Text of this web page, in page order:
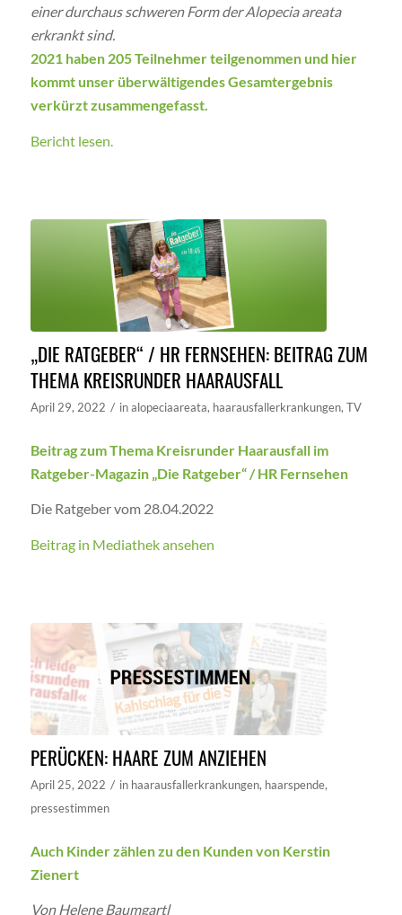
einer durchaus schweren Form der Alopecia areata
erkrankt sind.
2021 haben 205 Teilnehmer teilgenommen und hier
kommt unser überwältigendes Gesamtergebnis
verkürzt zusammengefasst.
Bericht lesen.
„DIE RATGEBER“ / HR FERNSEHEN: BEITRAG ZUM
THEMA KREISRUNDER HAARAUSFALL
April 29, 2022 / inalopeciaareata, haarausfallerkrankungen, TV
Beitrag zum Thema Kreisrunder Haarausfall im
Ratgeber-Magazin „Die Ratgeber“ / HR Fernsehen
Die Ratgeber vom 28.04.2022
Beitrag in Mediathek ansehen
PERÜCKEN: HAARE ZUM ANZIEHEN
April 25, 2022 / in haarausfallerkrankungen, haarspende,
pressestimmen
Auch Kinder zählen zu den Kunden von Kerstin
Zienert
Von Helene Baumgartl